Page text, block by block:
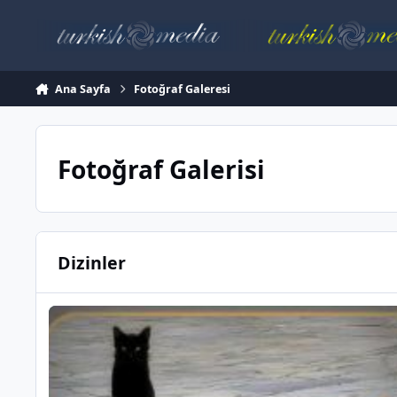
Ana Sayfa Fotoğraf Galeresi
Fotoğraf Galerisi
Dizinler
Komik ve İlginç Fotoğraflar